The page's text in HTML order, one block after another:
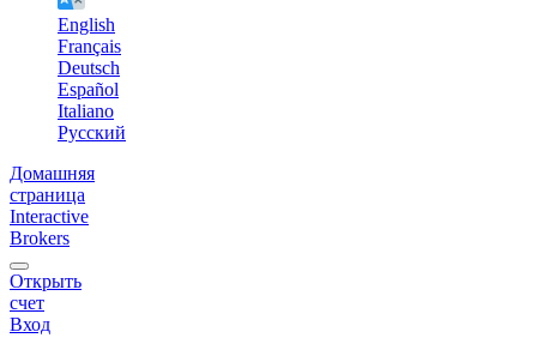
English
Français
Deutsch
Español
Italiano
Pусский
Домашняя
страница
Interactive
Brokers
Открыть
счет
Вход